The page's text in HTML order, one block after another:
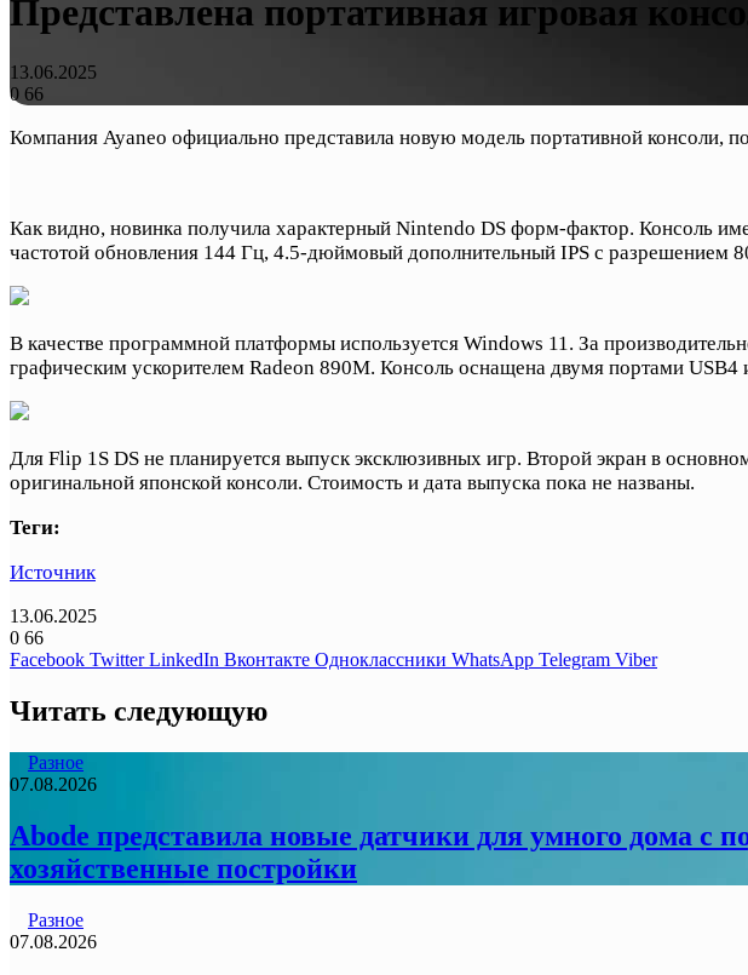
Представлена портативная игровая
13.06.2025
0 66
Компания Ayaneo официально представила новую модель портативной консоли,
Как видно, новинка получила характерный Nintendo DS форм-фактор. Консоль
частотой обновления 144 Гц, 4.5-дюймовый дополнительный IPS с разрешением
В качестве программной платформы используется Windows 11. За
графическим ускорителем Radeon 890M. Консоль оснащена двумя портами
Для Flip 1S DS не планируется выпуск эксклюзивных игр. Второй экран в
оригинальной японской консоли. Стоимость и дата выпуска пока не названы.
Теги:
Источник
13.06.2025
0 66
Facebook Twitter LinkedIn Вконтакте Одноклассники WhatsApp Telegram Viber
Читать следующую
Разное
07.08.2026
Abode представила новые датчики для умного дома с
хозяйственные постройки
Разное
07.08.2026